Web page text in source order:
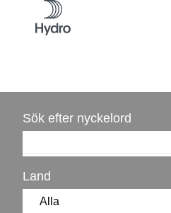
Sök efter nyckelord
Land